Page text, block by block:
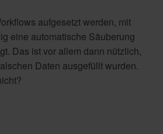
aufgesetzt werden, mit
eine automatische Säuberung
Das ist vor allem dann nützlich,
Daten ausgefüllt wurden.